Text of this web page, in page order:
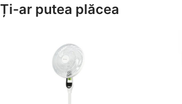
Suporți Hârtie Igenică
Ți-ar putea plăcea